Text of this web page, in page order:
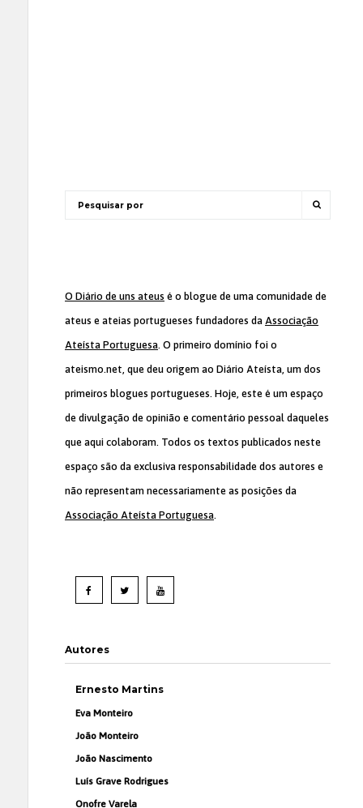
O Diário de uns ateus é o blogue de uma comunidade de
ateus e ateias portugueses fundadores da Associação
Ateísta Portuguesa. O primeiro domínio foi o
ateismo.net, que deu origem ao Diário Ateísta, um dos
primeiros blogues portugueses. Hoje, este é um espaço
de divulgação de opinião e comentário pessoal daqueles
que aqui colaboram. Todos os textos publicados neste
espaço são da exclusiva responsabilidade dos autores e
não representam necessariamente as posições da
Associação Ateísta Portuguesa.
Autores
Ernesto Martins
Eva Monteiro
João Monteiro
João Nascimento
Luís Grave Rodrigues
Onofre Varela